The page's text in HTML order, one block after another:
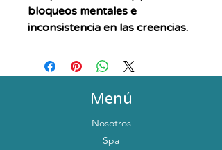
bloqueos mentales e
inconsistencia en las creencias.
Menú
Nosotros
Spa